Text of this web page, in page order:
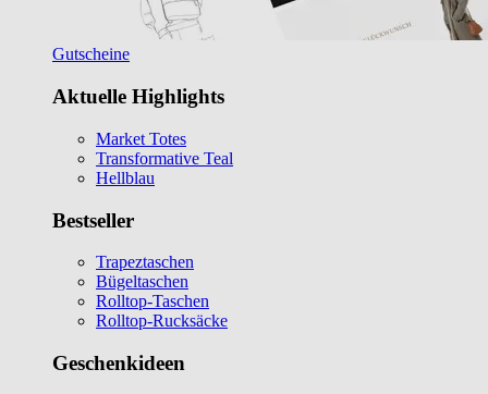
Gutscheine
Aktuelle Highlights
Market Totes
Transformative Teal
Hellblau
Bestseller
Trapeztaschen
Bügeltaschen
Rolltop-Taschen
Rolltop-Rucksäcke
Geschenkideen